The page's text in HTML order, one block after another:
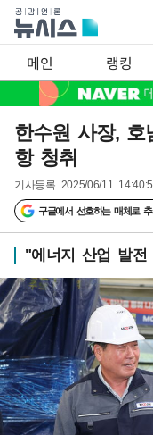
메인 랭킹
한수원 사장, 호
항 청취
기사등록 2025/06/11
구글에서 선호하는 매체로 추
"에너지 산업 발